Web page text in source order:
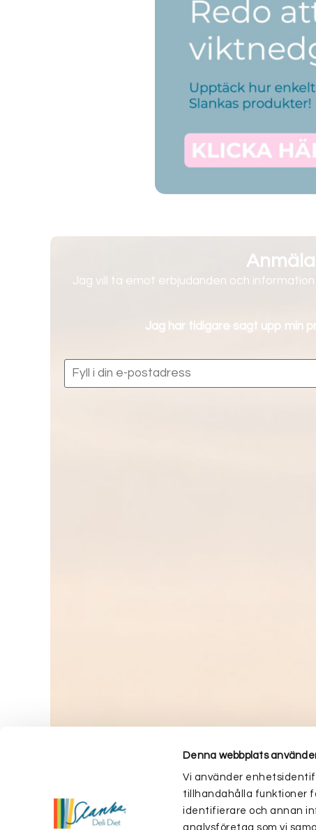
Denna webbplats
Vi använder
tillhandahålla funktioner
identifierare och annan
analysföretag som vi
Jag vill ta emot erbjudanden och
Jag har tidigare sagt upp min